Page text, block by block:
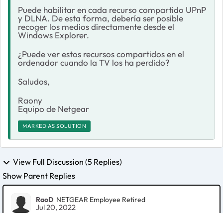
Puede habilitar en cada recurso compartido UPnP
y DLNA. De esta forma, debería ser posible
recoger los medios directamente desde el
Windows Explorer.
¿Puede ver estos recursos compartidos en el
ordenador cuando la TV los ha perdido?
Saludos,
Raony
Equipo de Netgear
MARKED AS SOLUTION
View Full Discussion (5 Replies)
Show Parent Replies
RaoD NETGEAR Employee Retired
Jul 20, 2022